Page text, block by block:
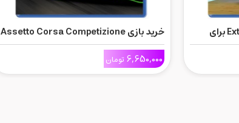
خرید بازی Extreme Tennis: Next برای
خرید بازی Assetto Corsa Competizione
برای Ps5
6,650,000تومان